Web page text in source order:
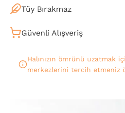
Tüy Bırakmaz
Güvenli Alışveriş
Halınızın ömrünü uzatmak
merkezlerini tercih etmeniz